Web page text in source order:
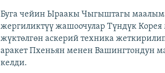
Буга чейин Ыраакы Чыгыштагы
жергиликтүү жашоочулар Түндүк
жүктөлгөн аскерий техника
аракет Пхеньян менен Вашингтондун
келди.